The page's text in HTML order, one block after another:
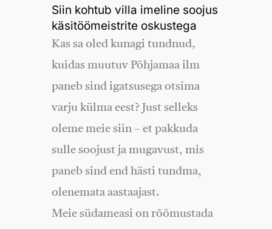
Siin kohtub villa imeline soojus
käsitöömeistrite oskustega
Kas sa oled kunagi tundnud,
kuidas muutuv Põhjamaa ilm
paneb sind igatsusega otsima
varju külma eest? Just selleks
oleme meie siin – et pakkuda
sulle soojust ja mugavust, mis
paneb sind end hästi tundma,
olenemata aastaajast.
Meie südameasi on rõõmustada